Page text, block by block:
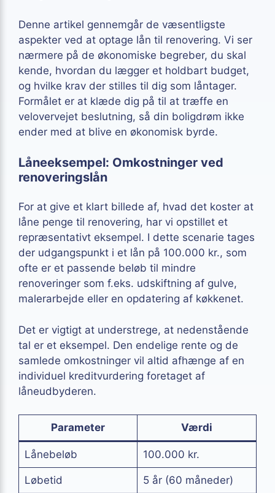
Denne artikel gennemgår de væsentligste
aspekter ved at optage lån til renovering. Vi ser
nærmere på de økonomiske begreber, du skal
kende, hvordan du lægger et holdbart budget,
og hvilke krav der stilles til dig som låntager.
Formålet er at klæde dig på til at træffe en
velovervejet beslutning, så din boligdrøm ikke
ender med at blive en økonomisk byrde.
Låneeksempel: Omkostninger ved
renoveringslån
For at give et klart billede af, hvad det koster at
låne penge til renovering, har vi opstillet et
repræsentativt eksempel. I dette scenarie tages
der udgangspunkt i et lån på 100.000 kr., som
ofte er et passende beløb til mindre
renoveringer som f.eks. udskiftning af gulve,
malerarbejde eller en opdatering af køkkenet.
Det er vigtigt at understrege, at nedenstående
tal er et eksempel. Den endelige rente og de
samlede omkostninger vil altid afhænge af en
individuel kreditvurdering foretaget af
låneudbyderen.
Parameter Værdi
Lånebeløb 100.000 kr.
Løbetid 5 år (60 måneder)